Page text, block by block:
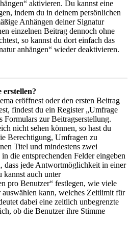
aktivieren. Du kannst eine
indem du in deinem persönlichen
Anhängen deiner Signatur
einzelnen Beitrag dennoch ohne
so kannst du dort einfach das
anhängen“ wieder deaktivieren.
erstellen?
eröffnest oder den ersten Beitrag
findest du ein Register „Umfrage
Formulars zur Beitragserstellung.
nicht sehen können, so hast du
Berechtigung, Umfragen zu
Titel und mindestens zwei
die entsprechenden Felder eingeben
dass jede Antwortmöglichkeit in einer
kannst auch unter
pro Benutzer“ festlegen, wie viele
kann, welches Zeitlimit für
dabei eine zeitlich unbegrenzte
ob die Benutzer ihre Stimme